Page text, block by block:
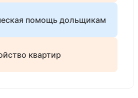
помощь дольщикам
квартир